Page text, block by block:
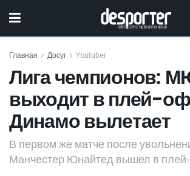
Главная Досуг Youtuber
Лига чемпионов:
выходит в плей-
Динамо вылетает
В первом же матче после
Манчестер Юнайтед вышел в